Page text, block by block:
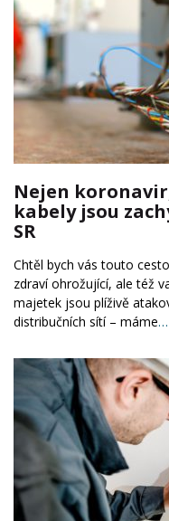
Nejen
kabely jsou
SR
Chtěl bych vás touto
zdraví ohrožující, ale též
majetek jsou plíživě
distribučních sítí – máme…